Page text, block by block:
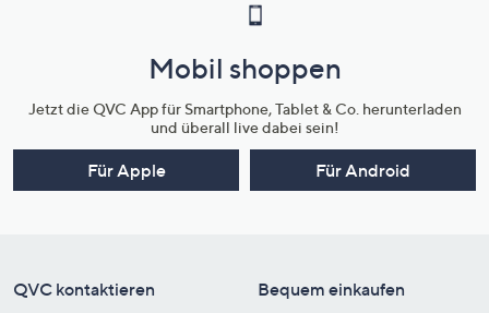
Mobil shoppen
Jetzt die QVC App für Smartphone, Tablet & Co. herunterladen
und überall live dabei sein!
Für Apple Für Android
QVC kontaktieren Bequem einkaufen